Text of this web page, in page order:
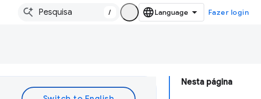
/ Fazer login
Nesta página